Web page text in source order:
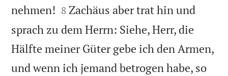
nehmen! 

8 Zachäus aber trat hin und
sprach zu dem Herrn: Siehe, Herr, die
Hälfte meiner Güter gebe ich den Armen,
und wenn ich jemand betrogen habe, so